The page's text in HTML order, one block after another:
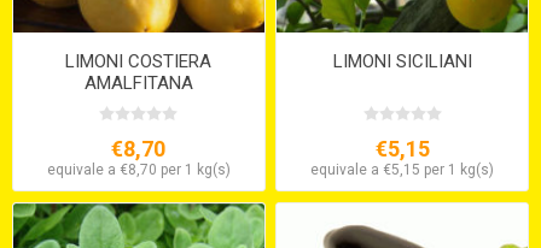
LIMONI COSTIERA
AMALFITANA
€8,70
equivale a €8,70 per 1 kg(s)
LIMONI SICILIANI
€5,15
equivale a €5,15 per 1 kg(s)